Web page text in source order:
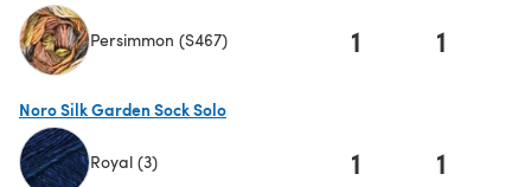
Persimmon (S467) 1 1
Noro Silk Garden Sock Solo
Royal (3) 1 1